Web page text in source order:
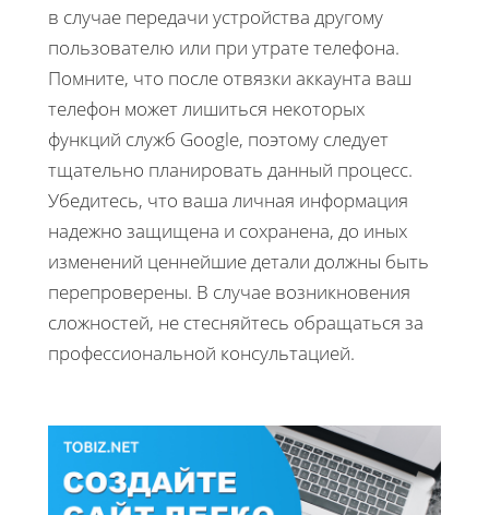
в случае передачи устройства другому
пользователю или при утрате телефона.
Помните, что после отвязки аккаунта ваш
телефон может лишиться некоторых
функций служб Google, поэтому следует
тщательно планировать данный процесс.
Убедитесь, что ваша личная информация
надежно защищена и сохранена, до иных
изменений ценнейшие детали должны быть
перепроверены. В случае возникновения
сложностей, не стесняйтесь обращаться за
профессиональной консультацией.